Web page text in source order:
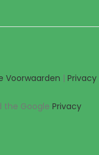
Voorwaarden | Privacy
the Google Privacy